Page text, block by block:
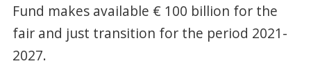
Fund makes available € 100 billion for the
fair and just transition for the period 2021-
2027.